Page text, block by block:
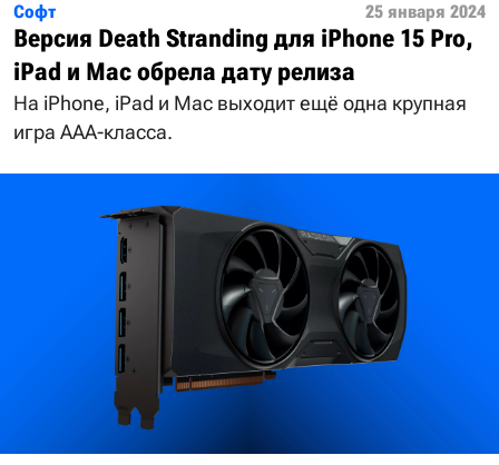
Софт 25 января 2024
Версия Death Stranding для iPhone 15 Pro,
iPad и Mac обрела дату релиза
На iPhone, iPad и Mac выходит ещё одна крупная
игра ААА-класса.